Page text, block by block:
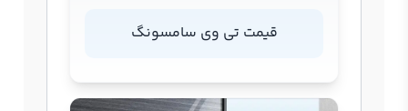
قیمت تی وی سامسونگ